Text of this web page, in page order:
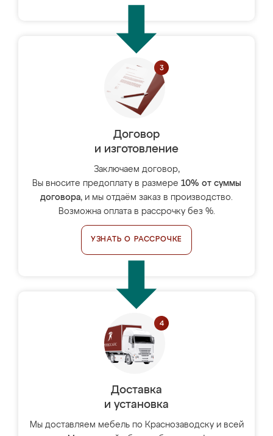
Договор
и изготовление
Заключаем договор,
Вы вносите предоплату в размере 10% от суммы
договора, и мы отдаём заказ в производство.
Возможна оплата в рассрочку без %.
УЗНАТЬ О РАССРОЧКЕ
Доставка
и установка
Мы доставляем мебель по Краснозаводску и всей